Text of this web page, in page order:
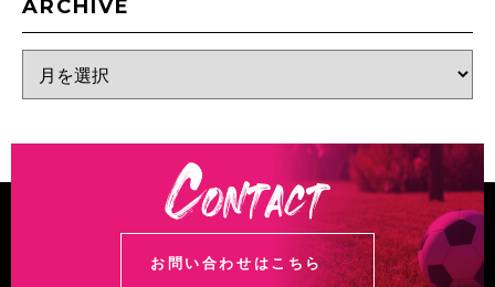
ARCHIVE
お問い合わせはこちら